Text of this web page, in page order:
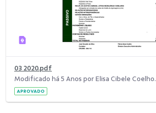
03 2020.pdf
Modificado há 5 Anos por Elisa Cibele Coelho.
APROVADO